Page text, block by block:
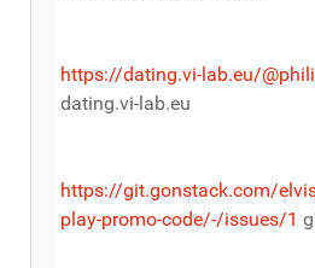
https://dating.vi-lab.eu/
dating.vi-lab.eu
https://git.gonstack.com/
play-promo-code/-/issues/1